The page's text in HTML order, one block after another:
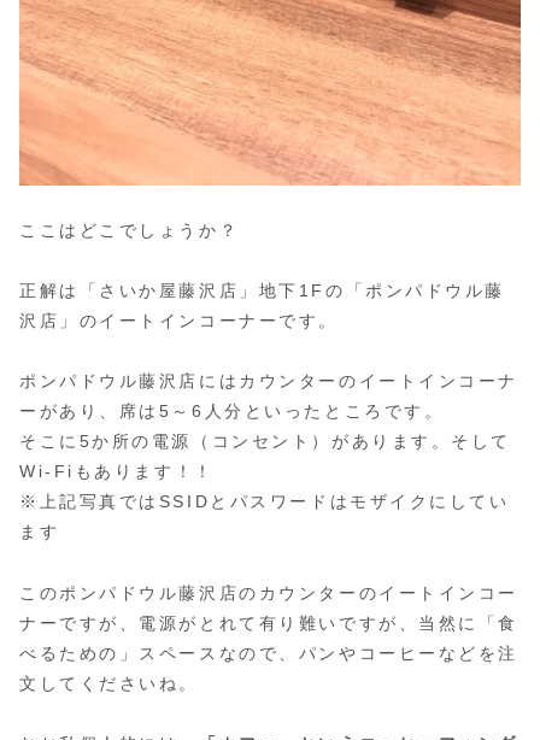
ここはどこでしょうか？
正解は「さいか屋藤沢店」地下1Fの「ポンパドウル藤
沢店」のイートインコーナーです。
ポンパドウル藤沢店にはカウンターのイートインコーナ
ーがあり、席は5～6人分といったところです。
そこに5か所の電源（コンセント）があります。そして
Wi-Fiもあります！！
※上記写真ではSSIDとパスワードはモザイクにしてい
ます
このポンパドウル藤沢店のカウンターのイートインコー
ナーですが、電源がとれて有り難いですが、当然に「食
べるための」スペースなので、パンやコーヒーなどを注
文してくださいね。